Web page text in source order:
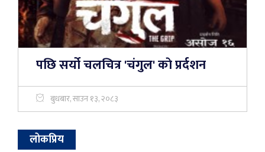
पछि सर्यो चलचित्र 'चंगुल' काे प्रर्दशन
बुधबार, साउन १३, २०८३
लोकप्रिय